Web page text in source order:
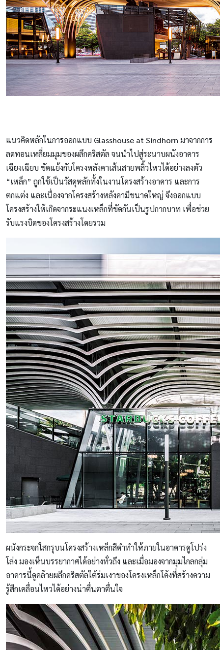
แนวคิดหลักในการออกแบบ Glasshouse at Sindhorn มาจากการ
ลดทอนเหลี่ยมมุมของผลึกคริสตัล จนนำไปสู่ระนาบผนังอาคาร
เฉียงเฉียบ ขัดแย้งกับโครงหลังคาเส้นสายพลิ้วไหวได้อย่างลงตัว
“เหล็ก” ถูกใช้เป็นวัสดุหลักทั้งในงานโครงสร้างอาคาร และการ
ตกแต่ง และเนื่องจากโครงสร้างหลังคามีขนาดใหญ่ จึงออกแบบ
โครงสร้างให้เกิดจากระแนงเหล็กที่ขัดกันเป็นรูปกากบาท เพื่อช่วย
รับแรงบิดของโครงสร้างโดยรวม
ผนังกระจกใสกรุบนโครงสร้างเหล็กสีดำทำให้ภายในอาคารดูโปร่ง
โล่ง มองเห็นบรรยากาศได้อย่างทั่วถึง และเมื่อมองจากมุมไกลกลุ่ม
อาคารนี้ดูคล้ายผลึกคริสตัลใต้ร่มเงาของโครงเหล็กโค้งที่สร้างความ
รู้สึกเคลื่อนไหวได้อย่างน่าตื่นตาตื่นใจ